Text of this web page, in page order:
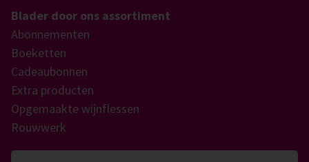
Blader door ons assortiment
Abonnementen
Boeketten
Cadeaubonnen
Extra producten
Opgemaakte wijnflessen
Rouwwerk